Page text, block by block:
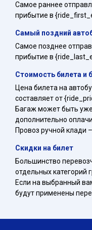
Самое раннее
прибытие в
Самый поздний
Самое позднее
прибытие в
Стоимость билета и
Цена билета на
составляет от
Багаж может быть
дополнительно
Провоз ручной клади
Скидки на билет
Большинство
отдельных категорий
Если на выбранный
будут применены